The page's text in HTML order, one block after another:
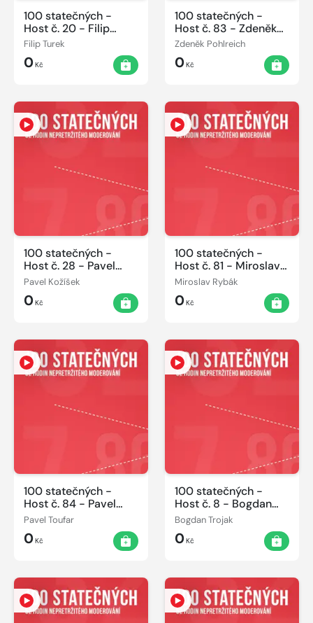
100 statečných -
Host č. 20 - Filip
Turek 07.06.2014
Filip Turek
0Kč
100 statečných -
Host č. 83 - Zdeněk
Pohlreich 08.06.2014
Zdeněk Pohlreich
0Kč
100 statečných -
Host č. 28 - Pavel
Kožíšek 07.06.2014
Pavel Kožíšek
0Kč
100 statečných -
Host č. 81 - Miroslav
Rybák 08.06.2014
Miroslav Rybák
0Kč
100 statečných -
Host č. 84 - Pavel
Toufar 08.06.2014
Pavel Toufar
0Kč
100 statečných -
Host č. 8 - Bogdan
Trojak 06.06.2014
Bogdan Trojak
0Kč